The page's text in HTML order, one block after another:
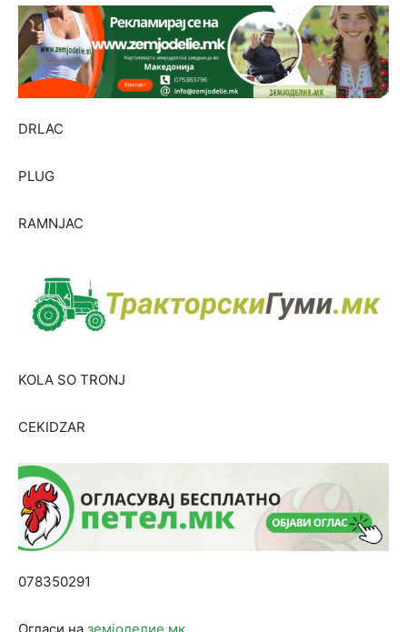
DRLAC
PLUG
RAMNJAC
KOLA SO TRONJ
CEKIDZAR
078350291